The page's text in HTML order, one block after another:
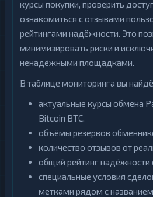
курсы покупки, проверить
ознакомиться с отзывами
рейтингами надёжности. Это
минимизировать риски и
ненадёжными площадками.
В таблице мониторинга вы
актуальные курсы обмена
Bitcoin BTC,
объёмы резервов
количество отзывов от
общий рейтинг надёжности
специальные условия
метками рядом с